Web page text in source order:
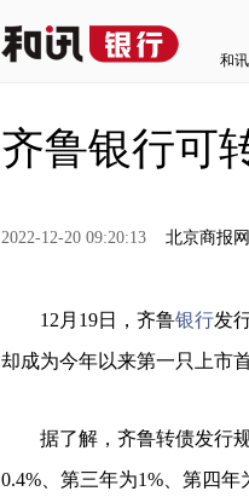
和
齐鲁银行可
2022-12-20 09:20:13 北京商报网
12月19日，齐鲁银行发
却成为今年以来第一只上市
据了解，齐鲁转债发行规
0.4%、第三年为1%、第四年